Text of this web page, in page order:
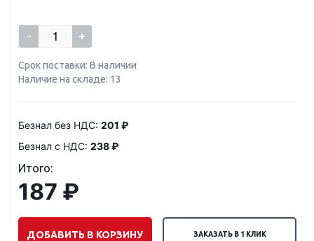
- +
Срок поставки: В наличии
Наличие на складе: 13
Безнал без НДС: 201 ₽
Безнал с НДС: 238 ₽
Итого:
187 ₽
ДОБАВИТЬ В КОРЗИНУ ЗАКАЗАТЬ В 1 КЛИК